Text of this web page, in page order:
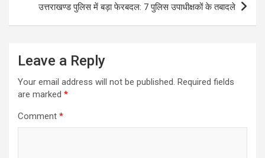
उत्तराखण्ड पुलिस में बड़ा फेरबदल: 7 पुलिस उपाधीक्षकों के तबादले
Leave a Reply
Your email address will not be published. Required fields
are marked *
Comment *